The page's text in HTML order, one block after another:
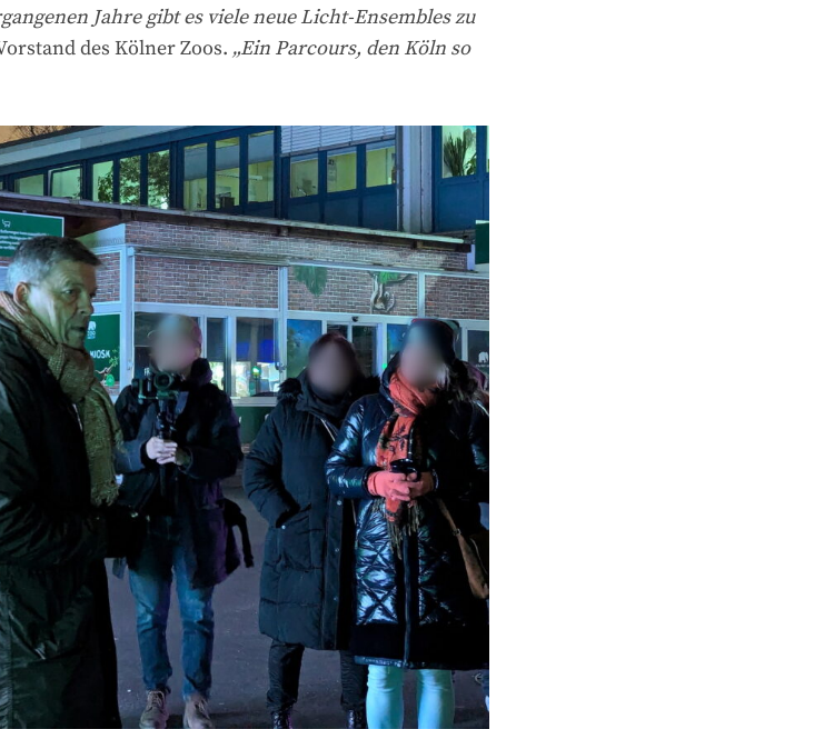
Jahre gibt es viele neue Licht-Ensembles zu
des Kölner Zoos. „Ein Parcours, den Köln so